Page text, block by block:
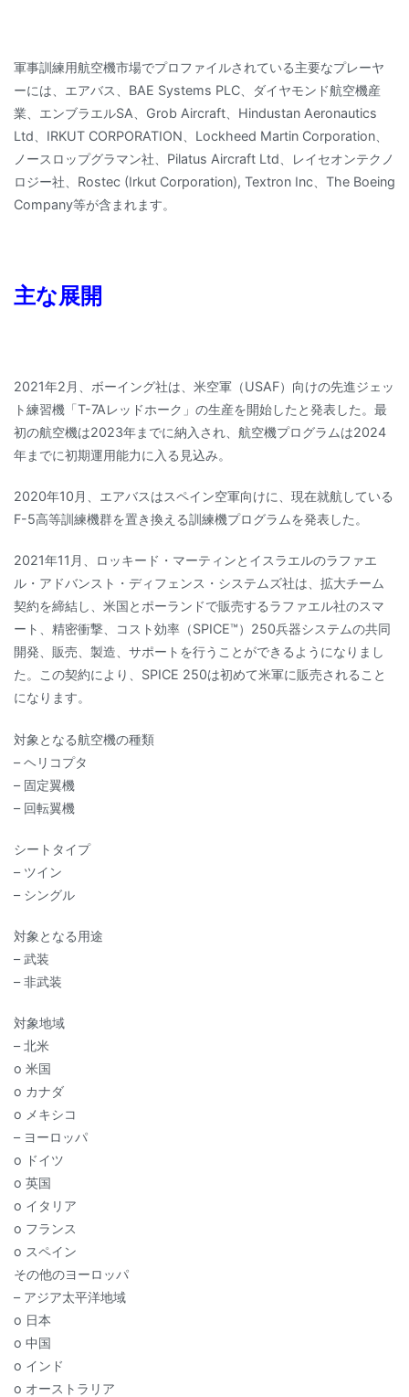
軍事訓練用航空機市場でプロファイルされている主要なプレーヤ
ーには、エアバス、BAE Systems PLC、ダイヤモンド航空機産
業、エンブラエルSA、Grob Aircraft、Hindustan Aeronautics
Ltd、IRKUT CORPORATION、Lockheed Martin Corporation、
ノースロップグラマン社、Pilatus Aircraft Ltd、レイセオンテクノ
ロジー社、Rostec (Irkut Corporation), Textron Inc、The Boeing
Company等が含まれます。
主な展開
2021年2月、ボーイング社は、米空軍（USAF）向けの先進ジェッ
ト練習機「T-7Aレッドホーク」の生産を開始したと発表した。最
初の航空機は2023年までに納入され、航空機プログラムは2024
年までに初期運用能力に入る見込み。
2020年10月、エアバスはスペイン空軍向けに、現在就航している
F-5高等訓練機群を置き換える訓練機プログラムを発表した。
2021年11月、ロッキード・マーティンとイスラエルのラファエ
ル・アドバンスト・ディフェンス・システムズ社は、拡大チーム
契約を締結し、米国とポーランドで販売するラファエル社のスマ
ート、精密衝撃、コスト効率（SPICE™）250兵器システムの共同
開発、販売、製造、サポートを行うことができるようになりまし
た。この契約により、SPICE 250は初めて米軍に販売されること
になります。
対象となる航空機の種類
– ヘリコプタ
– 固定翼機
– 回転翼機
シートタイプ
– ツイン
– シングル
対象となる用途
– 武装
– 非武装
対象地域
– 北米
o 米国
o カナダ
o メキシコ
– ヨーロッパ
o ドイツ
o 英国
o イタリア
o フランス
o スペイン
その他のヨーロッパ
– アジア太平洋地域
o 日本
o 中国
o インド
o オーストラリア